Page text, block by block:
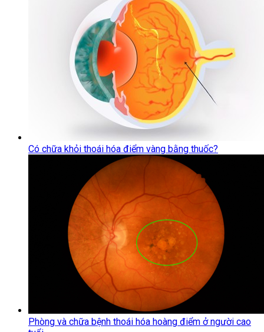
Có chữa khỏi thoái hóa điểm vàng bằng thuốc?
Phòng và chữa bệnh thoái hóa hoàng điểm ở người cao